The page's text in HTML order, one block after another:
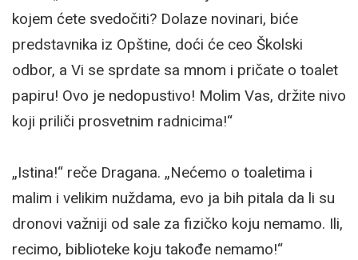
kojem ćete svedočiti? Dolaze novinari, biće
predstavnika iz Opštine, doći će ceo Školski
odbor, a Vi se sprdate sa mnom i pričate o toalet
papiru! Ovo je nedopustivo! Molim Vas, držite nivo
koji priliči prosvetnim radnicima!“
„Istina!“ reče Dragana. „Nećemo o toaletima i
malim i velikim nuždama, evo ja bih pitala da li su
dronovi važniji od sale za fizičko koju nemamo. Ili,
recimo, biblioteke koju takođe nemamo!“